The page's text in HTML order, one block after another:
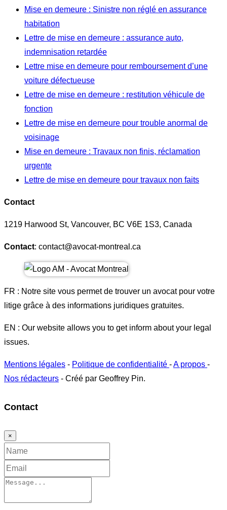
Mise en demeure : Sinistre non réglé en assurance
habitation
Lettre de mise en demeure : assurance auto,
indemnisation retardée
Lettre mise en demeure pour remboursement d’une
voiture défectueuse
Lettre de mise en demeure : restitution véhicule de
fonction
Lettre de mise en demeure pour trouble anormal de
voisinage
Mise en demeure : Travaux non finis, réclamation
urgente
Lettre de mise en demeure pour travaux non faits
Contact
1219 Harwood St, Vancouver, BC V6E 1S3, Canada
Contact: contact@avocat-montreal.ca
FR : Notre site vous permet de trouver un avocat pour votre
litige grâce à des informations juridiques gratuites.
EN : Our website allows you to get inform about your legal
issues.
Mentions légales - Politique de confidentialité -A propos -
Nos rédacteurs - Créé par Geoffrey Pin.
Contact
×